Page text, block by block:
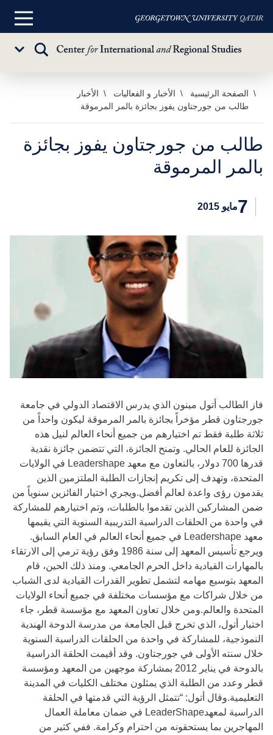
تخطي
المحتوى
الرئيسي
القائمة
تبديل
الصفحة الرئيسية الأخبار و الفعاليات
الأخبار
طالب من جورجتاون يفوز بجائزة بالمر المرموقة
طالب من جورجتاون يفوز بجائزة
بالمر المرموقة
7مايو 2015
فاز الطالب أتول مينون الذي يدرس الاقتصاد الدولي في جامعة
جورجتاون قطر مؤخراً بجائزة بالمر المرموقة ليكون واحداً من
ثلاثة طلبة فقط تم اختيارهم من جميع أنحاء العالم لنيل هذه
الجائزة للعام الحالي. وتمنح الجائزة، التي تتضمن جائزة نقدية
قدرها 700 دولار، بالتعاون مع معهد Leadershape في الولايات
المتحدة، وتهدف إلى تكريم إنجازات الطلبة الملتزمين الذين
يقدمون رؤى واعدة لعالم أفضل.ويجري اختيار الفائزين سنوياً من
ضمن المشاركين الذين تقدموا بالطلبات، وتم اختيارهم للمشاركة
في واحدة من الحلقات الدراسية التدريبية السنوية التي يقيمها
معهد Leadershape في جميع أنحاء العالم في العام السابق.
ويرجع تأسيس المعهد إلى سنة 1986 وفق رؤية ترمي إلى الارتقاء
بالمهارات القيادية داخل الحرم الجامعي. ومنذ ذلك الحين، قام
المعهد بتوسيع مهامه لتشمل تطوير القدرات القيادية لدى الشباب
من خلال شراكات مع مؤسسات مختلفة في جميع أنحاء الولايات
المتحدة والعالم.ومن خلال تعاون المعهد مع مؤسسة قطر، جاء
اختيار أتول، الذي تخرج قبل الجامعة من مدرسة الدوحة الهندية
النموذجية، للمشاركة في واحدة من الحلقات الدراسية السنوية
خلال سنته الأولى في جورجتاون. وقد أقيمت الحلقة الدراسية
بالدوحة في يناير 2012 بمشاركة موجهين من المعهد ومؤسسة
قطر وعدد من الطلبة الذي يمثلون مختلف الكليات في المدينة
التعليمية.وقال أتول: “تتمثل الرؤية التي قدمتها في الحلقة
الدراسية لمعهدLeaderShape في ضمان معاملة العمال
المهاجرين بما يستحقونه من احترام وكرامة. ففي كثير من